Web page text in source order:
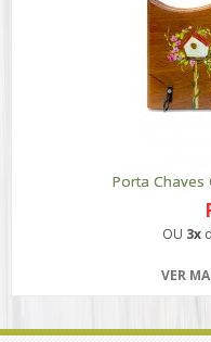
Porta Chaves
OU 3x
VER